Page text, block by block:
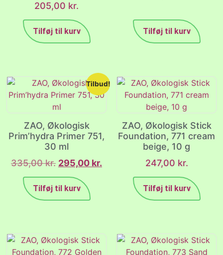
205,00 kr.
Tilføj til kurv Tilføj til kurv
Tilbud!
ZAO, Økologisk
Prim’hydra Primer 751,
30 ml
335,00kr. 295,00 kr.
Tilføj til kurv
ZAO, Økologisk Stick
Foundation, 771 cream
beige, 10 g
247,00 kr.
Tilføj til kurv